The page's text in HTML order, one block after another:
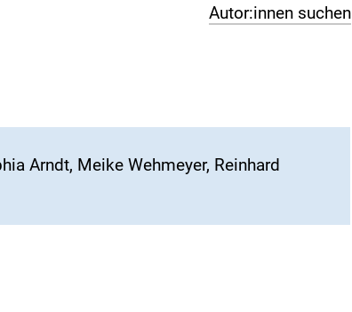
Autor:innen suchen
Arndt, Meike Wehmeyer, Reinhard